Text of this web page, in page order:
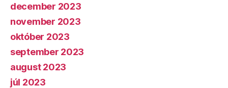
december 2023
november 2023
október 2023
september 2023
august 2023
júl 2023